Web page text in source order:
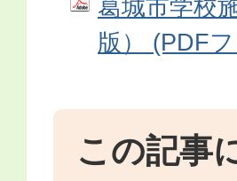
葛城市学校
版） (PDF
この記事